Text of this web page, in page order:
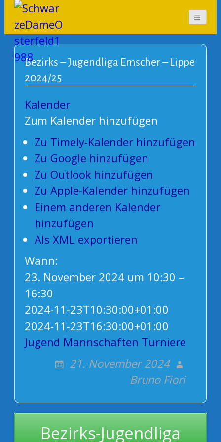
SchwarzeDameOsterf
eld1988
Bezirks – Jugendliga Emscher – Lippe
2024/25
Kalender
Zum Kalender hinzufügen
Zu Timely-Kalender hinzufügen
Zu Google hinzufügen
Zu Outlook hinzufügen
Zu Apple-Kalender hinzufügen
Einem anderen Kalender
hinzufügen
Als XML exportieren
Wann:
23. November 2024 um 10:30 –
16:30
2024-11-23T10:30:00+01:00
2024-11-23T16:30:00+01:00
Jugend Mannschaften Turniere
21. November 2024
Bruno Fiori
navigation
Bezirks-Jugendliga